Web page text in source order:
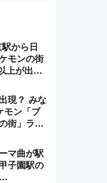
駅から日
モンの街
上が出現
情報まと
現？ みな
モン「ブ
街」ラッ
で横浜
マ曲が駅
子園駅の